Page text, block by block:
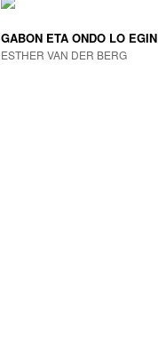
GABON ETA ONDO LO EGIN
ESTHER VAN DER BERG